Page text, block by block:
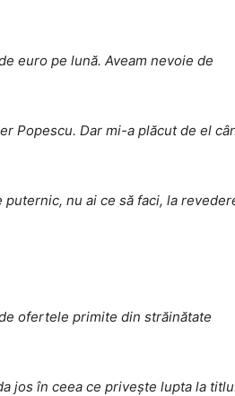
euro pe lună. Aveam nevoie de
Popescu. Dar mi-a plăcut de el
nu ai ce să faci, la
ofertele primite din străinătate
jos în ceea ce privește lupta la